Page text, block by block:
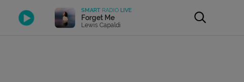
SMART RADIO LIVE
Forget Me
Lewis Capaldi